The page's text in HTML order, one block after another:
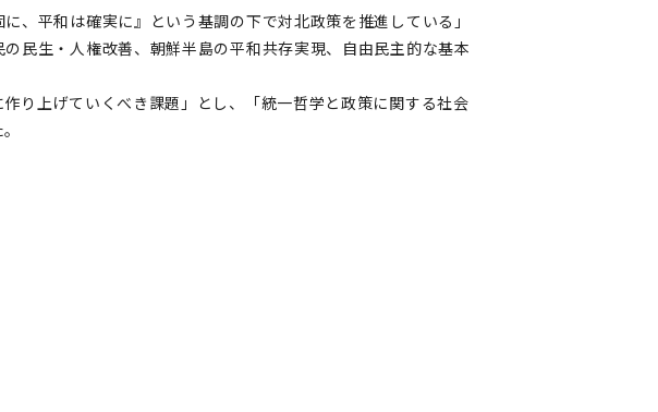
、平和は確実に』という基調の下で対北政策を推進している」
民生・人権改善、朝鮮半島の平和共存実現、自由民主的な基本
り上げていくべき課題」とし、「統一哲学と政策に関する社会